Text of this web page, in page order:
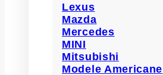
Lexus
Mazda
Mercedes
MINI
Mitsubishi
Modele Americane